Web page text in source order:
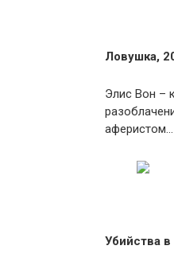
Ловушка,
Элис Вон –
аферистом…
Убийства